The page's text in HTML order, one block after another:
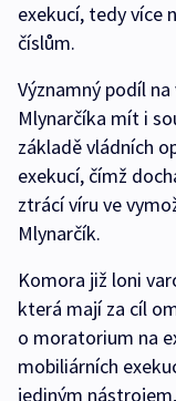
exekucí, tedy více
číslům.
Významný podíl
Mlynarčíka mít i
základě vládních
exekucí, čímž
ztrácí víru ve
Mlynarčík.
Komora již loni
která mají za cíl
o moratorium na
mobiliárních
jediným